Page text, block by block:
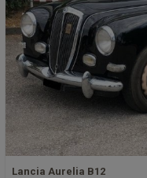
Lancia Aurelia B12